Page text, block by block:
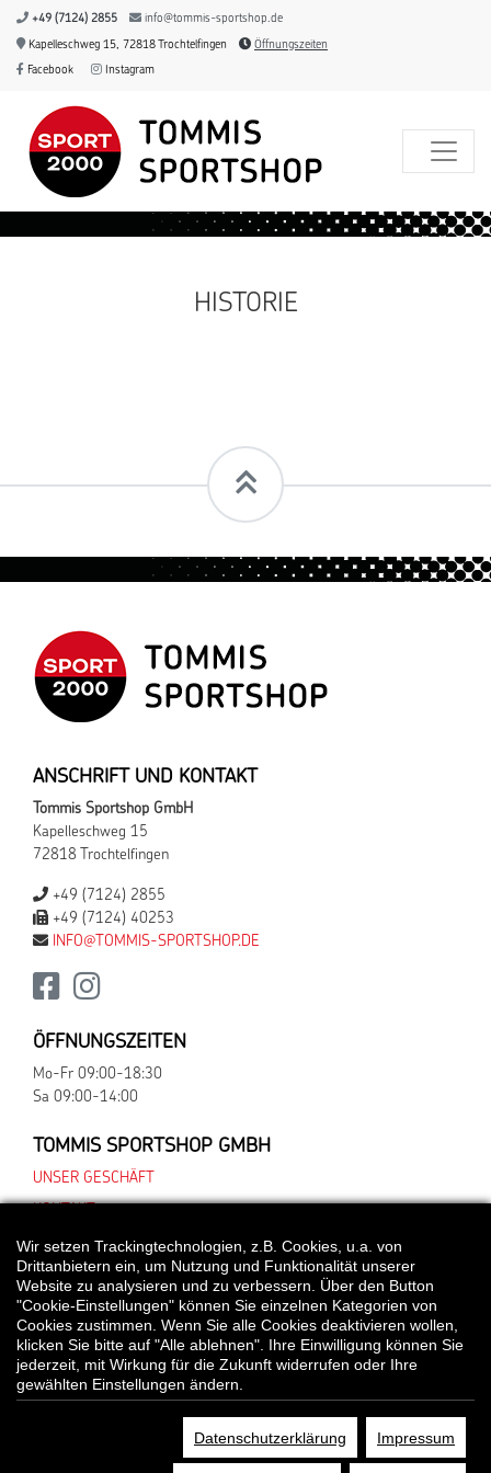
+49 (7124) 2855 info@tommis-sportshop.de
Kapelleschweg 15, 72818 Trochtelfingen Öffnungszeiten
Facebook Instagram
HISTORIE
ANSCHRIFT UND KONTAKT
Tommis Sportshop GmbH
Kapelleschweg 15
72818 Trochtelfingen
+49 (7124) 2855
+49 (7124) 40253
INFO@TOMMIS-SPORTSHOP.DE
ÖFFNUNGSZEITEN
Mo-Fr 09:00-18:30
Sa 09:00-14:00
TOMMIS SPORTSHOP GMBH
UNSER GESCHÄFT
*Alle Preisangaben gelten inklusive gesetzlichen MwSt. und bei Selbstabholung.
Bei Preisen, die mit "UVP" gekennzeichnet sind, handelt es sich um die
© Tommis Sportshop GmbH
Wir setzen Trackingtechnologien, z.B. Cookies, u.a. von
Drittanbietern ein, um Nutzung und Funktionalität unserer
Website zu analysieren und zu verbessern. Über den Button
"Cookie-Einstellungen" können Sie einzelnen Kategorien von
Cookies zustimmen. Wenn Sie alle Cookies deaktivieren wollen,
klicken Sie bitte auf "Alle ablehnen". Ihre Einwilligung können Sie
jederzeit, mit Wirkung für die Zukunft widerrufen oder Ihre
gewählten Einstellungen ändern.
Datenschutzerklärung Impressum